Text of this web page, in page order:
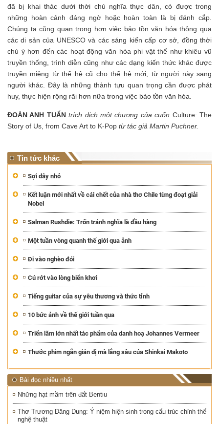
đã bị khai thác dưới thời chủ nghĩa thực dân, có được trong
những hoàn cảnh đáng ngờ hoặc hoàn toàn là bị đánh cắp.
Chúng ta cũng quan trọng hơn việc bảo tồn văn hóa thông qua
các di sản của UNESCO và các sáng kiến ​​cấp cơ sở, đồng thời
chú ý hơn đến các hoạt động văn hóa phi vật thể như khiêu vũ
truyền thống, trình diễn cũng như các dạng kiến ​​thức khác được
truyền miệng từ thế hệ cũ cho thế hệ mới, từ người này sang
người khác. Đây là những thành tựu quan trọng cần được phát
huy, thực hiện rộng rãi hơn nữa trong việc bảo tồn văn hóa.
ĐOÀN ANH TUẤN trích dịch một chương của cuốn Culture: The
Story of Us, from Cave Art to K-Pop từ tác giả Martin Puchner.
Tin tức khác
Sợi dây nhỏ
Kết luận mới nhất về cái chết của nhà thơ Chile từng đoạt giải
Nobel
Salman Rushdie: Trốn tránh nghĩa là đầu hàng
Một tuần vòng quanh thế giới qua ảnh
Đi vào nghèo đói
Cú rớt vào lòng biển khơi
Tiếng guitar của sự yêu thương và thức tỉnh
10 bức ảnh về thế giới tuần qua
Triển lãm lớn nhất tác phẩm của danh hoạ Johannes Vermeer
Thước phim ngắn giản dị mà lắng sâu của Shinkai Makoto
Bài đọc nhiều nhất
Những hạt mầm trên đất Bentiu
Thơ Trương Đăng Dung: Ý niệm hiện sinh trong cấu trúc chỉnh thể
nghệ thuật